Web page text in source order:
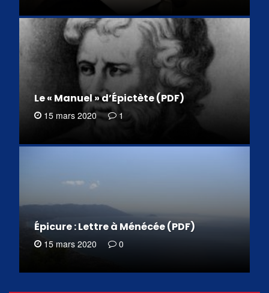
Le « Manuel » d’Épictète (PDF)
15 mars 2020 1
Épicure : Lettre à Ménécée (PDF)
15 mars 2020 0